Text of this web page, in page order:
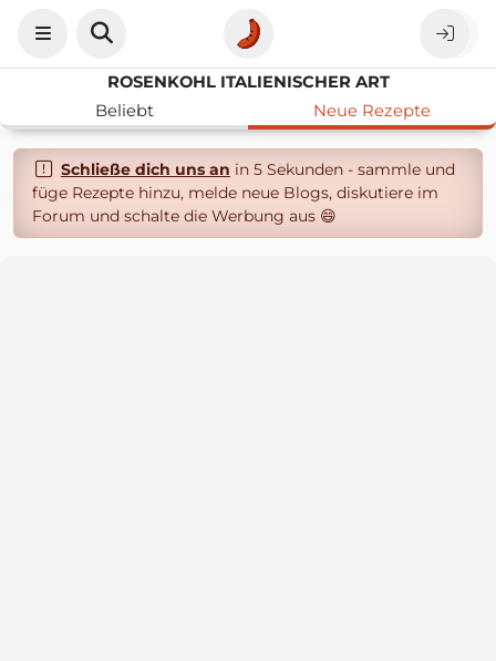
ROSENKOHL ITALIENISCHER ART
Beliebt
Neue Rezepte
Schließe dich uns an in 5 Sekunden - sammle und
füge Rezepte hinzu, melde neue Blogs, diskutiere im
Forum und schalte die Werbung aus 😄